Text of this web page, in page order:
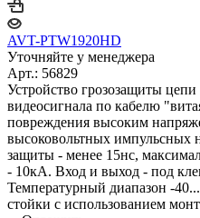
AVT-PTW1920HD
Уточняйте у менеджера
Арт.: 56829
Устройство грозозащиты
видеосигнала по кабелю
повреждения высоким
высоковольтных импульсных
защиты - менее 15нс,
- 10кА. Вход и выход - под
Температурный диапазон -
стойки с использованием